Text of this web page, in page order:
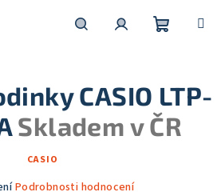
košík
CASIO LTP-
Skladem v ČR
CASIO
Podrobnosti hodnocení